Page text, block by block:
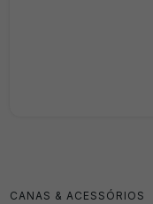
CANAS & ACESSÓRIOS